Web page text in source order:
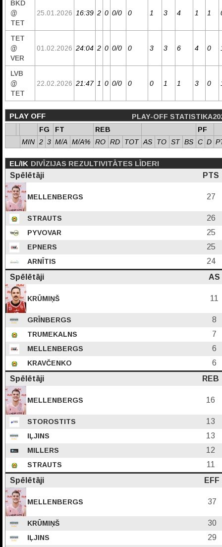
BKD
@
TET
25.01.2026 16:39 2 0 0/0 0 1 3 4 1 1
TET
@
VER
01.02.2026 24:04 2 0 0/0 0 3 3 6 4 0
LVB
@
TET
22.02.2026 21:47 1 0 0/0 0 0 1 1 3 0
PLAY OFF
PLAY-OFF
FG
FT REB
PF
MIN 2 3 M/A M/A% RO RD TOT AS TO ST BS C D
EL/IK DIVĪZIJAS REZULTIVITĀTES LĪDERI
Spēlētāji
PTS
MELLENBERGS 27
STRAUTS 26
PYVOVAR 25
EPNERS 25
ARNĪTIS
24
Spēlētāji
AS
KRŪMIŅŠ 11
GRĪNBERGS 8
TRUMEKALNS 7
MELLENBERGS 6
KRAVČENKO
6
Spēlētāji
REB
MELLENBERGS 16
STOROSTITS 13
IĻJINS 13
MILLERS 12
STRAUTS
11
Spēlētāji
EFF
MELLENBERGS 37
KRŪMIŅŠ 30
IĻJINS 29